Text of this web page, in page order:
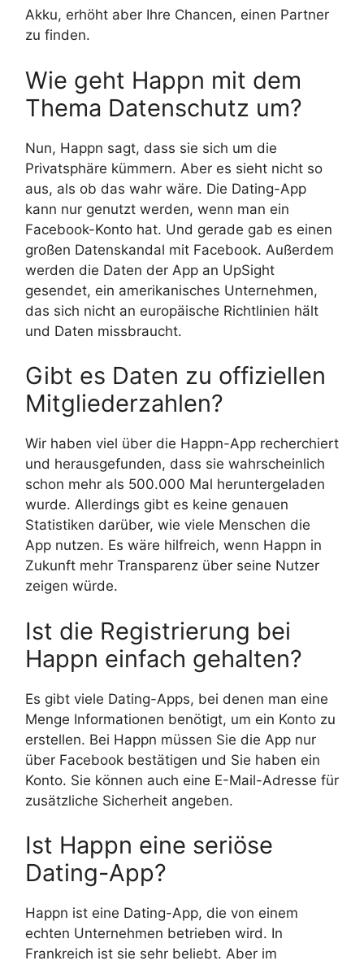
Akku, erhöht aber Ihre Chancen, einen Partner
zu finden.
Wie geht Happn mit dem
Thema Datenschutz um?
Nun, Happn sagt, dass sie sich um die
Privatsphäre kümmern. Aber es sieht nicht so
aus, als ob das wahr wäre. Die Dating-App
kann nur genutzt werden, wenn man ein
Facebook-Konto hat. Und gerade gab es einen
großen Datenskandal mit Facebook. Außerdem
werden die Daten der App an UpSight
gesendet, ein amerikanisches Unternehmen,
das sich nicht an europäische Richtlinien hält
und Daten missbraucht.
Gibt es Daten zu offiziellen
Mitgliederzahlen?
Wir haben viel über die Happn-App recherchiert
und herausgefunden, dass sie wahrscheinlich
schon mehr als 500.000 Mal heruntergeladen
wurde. Allerdings gibt es keine genauen
Statistiken darüber, wie viele Menschen die
App nutzen. Es wäre hilfreich, wenn Happn in
Zukunft mehr Transparenz über seine Nutzer
zeigen würde.
Ist die Registrierung bei
Happn einfach gehalten?
Es gibt viele Dating-Apps, bei denen man eine
Menge Informationen benötigt, um ein Konto zu
erstellen. Bei Happn müssen Sie die App nur
über Facebook bestätigen und Sie haben ein
Konto. Sie können auch eine E-Mail-Adresse für
zusätzliche Sicherheit angeben.
Ist Happn eine seriöse
Dating-App?
Happn ist eine Dating-App, die von einem
echten Unternehmen betrieben wird. In
Frankreich ist sie sehr beliebt. Aber im